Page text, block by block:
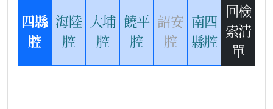
四縣
腔
海陸
腔
大埔
腔
饒平
腔
詔安
腔
南四
縣腔
回檢
索清
單